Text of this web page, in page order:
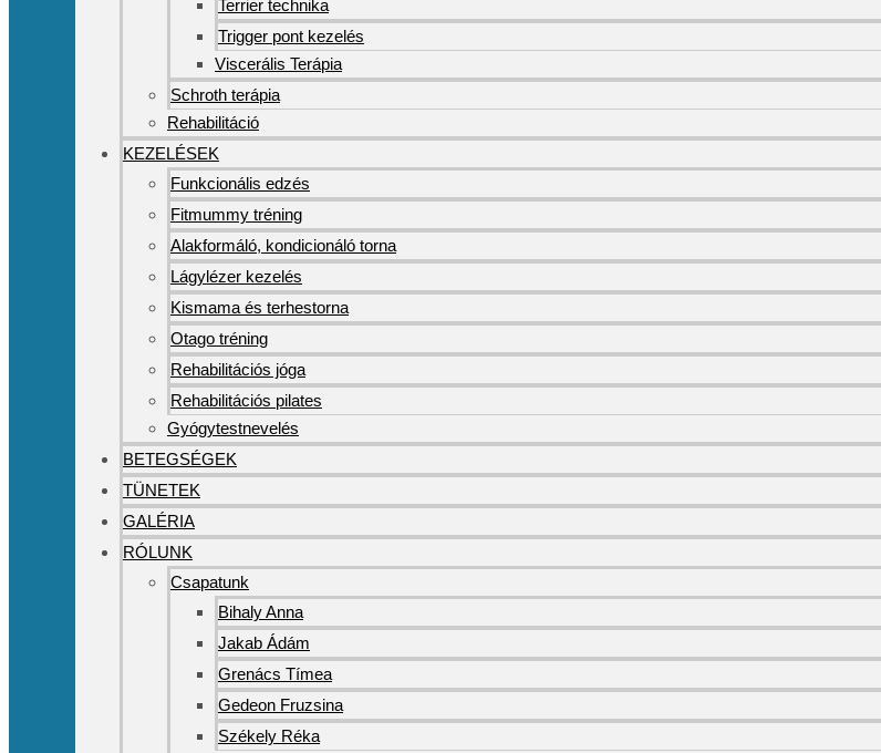
Terrier technika
Trigger pont kezelés
Viscerális Terápia
Schroth terápia
Rehabilitáció
KEZELÉSEK
Funkcionális edzés
Fitmummy tréning
Alakformáló, kondicionáló torna
Lágylézer kezelés
Kismama és terhestorna
Otago tréning
Rehabilitációs jóga
Rehabilitációs pilates
Gyógytestnevelés
BETEGSÉGEK
TÜNETEK
GALÉRIA
RÓLUNK
Csapatunk
Bihaly Anna
Jakab Ádám
Grenács Tímea
Gedeon Fruzsina
Székely Réka